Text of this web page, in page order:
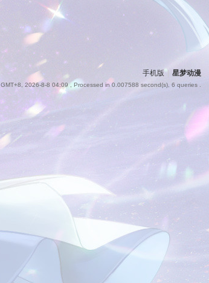
手机版 | 星梦动漫
GMT+8, 2026-8-8 04:09, Processed in 0.007588 second(s), 6 queries .